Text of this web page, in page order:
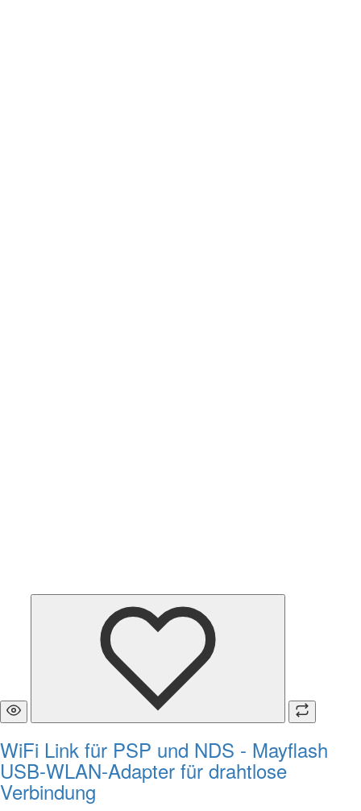
WiFi Link für PSP und NDS - Mayflash
USB-WLAN-Adapter für drahtlose
Verbindung